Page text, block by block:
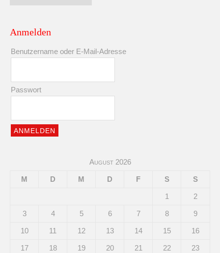
Anmelden
Benutzername oder E-Mail-Adresse
Passwort
August 2026
M D M D F S S
1 2
3 4 5 6 7 8 9
10 11 12 13 14 15 16
17 18 19 20 21 22 23